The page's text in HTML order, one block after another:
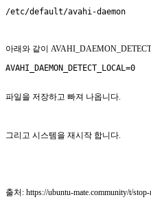
/etc/default/avahi-daemon
아래와 같이
AVAHI_DAEMON_DETECT_LOCAL=0
파일을 저장하고 빠져 나옵니다.
그리고 시스템을 재시작 합니다.
출처: https://ubuntu-mate.community/t/